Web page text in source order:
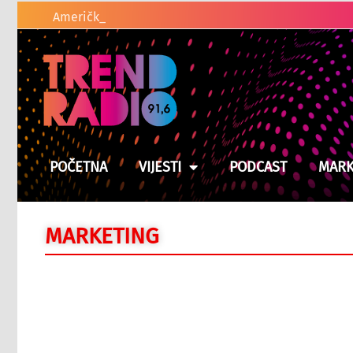
Američki zakonodavci traže od T
POČETNA VIJESTI PODCAST
MARKETING